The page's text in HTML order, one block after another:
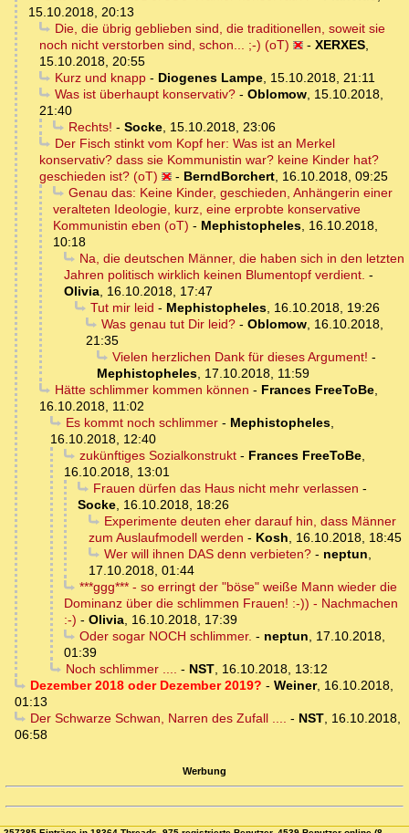
15.10.2018, 20:13
Die, die übrig geblieben sind, die traditionellen, soweit sie
noch nicht verstorben sind, schon... ;-) (oT)
- XERXES,
15.10.2018, 20:55
Kurz und knapp- Diogenes Lampe, 15.10.2018, 21:11
Was ist überhaupt konservativ?- Oblomow, 15.10.2018,
21:40
Rechts! - Socke, 15.10.2018, 23:06
Der Fisch stinkt vom Kopf her: Was ist an Merkel
konservativ? dass sie Kommunistin war? keine Kinder hat?
geschieden ist? (oT)
- BerndBorchert, 16.10.2018, 09:25
Genau das: Keine Kinder, geschieden, Anhängerin einer
veralteten Ideologie, kurz, eine erprobte konservative
Kommunistin eben (oT) - Mephistopheles, 16.10.2018,
10:18
Na, die deutschen Männer, die haben sich in den letzten
Jahren politisch wirklich keinen Blumentopf verdient. -
Olivia, 16.10.2018, 17:47
Tut mir leid - Mephistopheles, 16.10.2018, 19:26
Was genau tut Dir leid?- Oblomow, 16.10.2018,
21:35
Vielen herzlichen Dank für dieses Argument! -
Mephistopheles, 17.10.2018, 11:59
Hätte schlimmer kommen können - Frances FreeToBe,
16.10.2018, 11:02
Es kommt noch schlimmer- Mephistopheles,
16.10.2018, 12:40
zukünftiges Sozialkonstrukt- Frances FreeToBe,
16.10.2018, 13:01
Frauen dürfen das Haus nicht mehr verlassen -
Socke, 16.10.2018, 18:26
Experimente deuten eher darauf hin, dass Männer
zum Auslaufmodell werden - Kosh, 16.10.2018, 18:45
Wer will ihnen DAS denn verbieten?- neptun,
17.10.2018, 01:44
***ggg*** - so erringt der "böse" weiße Mann wieder die
Dominanz über die schlimmen Frauen! :-)) - Nachmachen
:-) - Olivia, 16.10.2018, 17:39
Oder sogar NOCH schlimmer. - neptun, 17.10.2018,
01:39
Noch schlimmer .... - NST, 16.10.2018, 13:12
Dezember 2018 oder Dezember 2019? - Weiner, 16.10.2018,
01:13
Der Schwarze Schwan, Narren des Zufall .... - NST, 16.10.2018,
06:58
Werbung